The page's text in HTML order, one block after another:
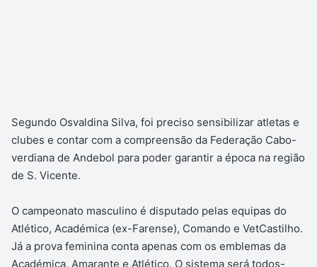
Segundo Osvaldina Silva, foi preciso sensibilizar atletas e
clubes e contar com a compreensão da Federação Cabo-
verdiana de Andebol para poder garantir a época na região
de S. Vicente.
O campeonato masculino é disputado pelas equipas do
Atlético, Académica (ex-Farense), Comando e VetCastilho.
Já a prova feminina conta apenas com os emblemas da
Académica, Amarante e Atlético. O sistema será todos-